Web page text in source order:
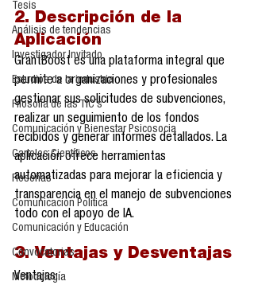
Tesis
Análisis de tendencias
Investigador Invitado
Estudios de la industria
Filosofía de las TIC´s
Comunicación y Bienestar Psicosocia
Carteles Científicos
Reseñas
Comunicación Política
Comunicación y Educación
Convocatorias
Metodología
2. Descripción de la
Aplicación
GrantBoost es una plataforma integral que
permite a organizaciones y profesionales
gestionar sus solicitudes de subvenciones,
realizar un seguimiento de los fondos
recibidos y generar informes detallados. La
aplicación ofrece herramientas
automatizadas para mejorar la eficiencia y
transparencia en el manejo de subvenciones
todo con el apoyo de IA.
3. Ventajas y Desventajas
Ventajas: